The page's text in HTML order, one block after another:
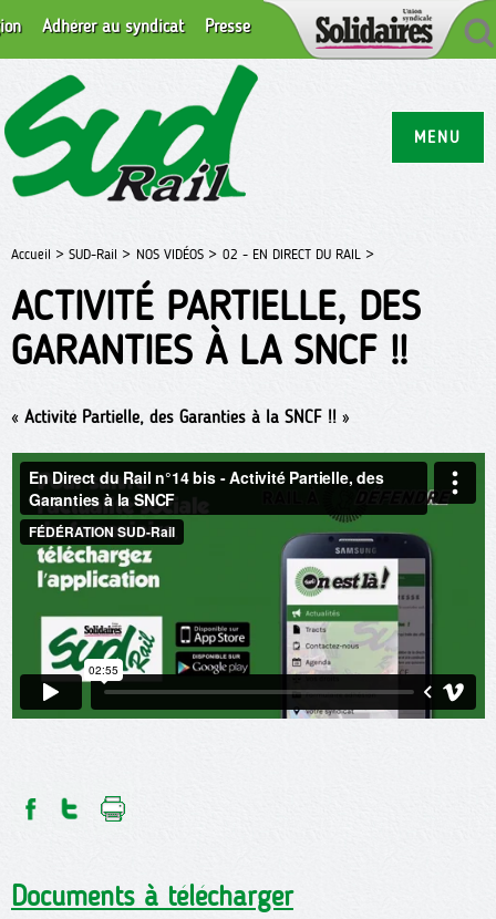
MENU
Adhérer au syndicat Presse
Accueil > SUD-Rail > NOS VIDÉOS > 02 - EN DIRECT DU RAIL >
ACTIVITÉ PARTIELLE, DES
GARANTIES À LA SNCF !!
« Activité Partielle, des Garanties à la SNCF !! »
Documents à télécharger